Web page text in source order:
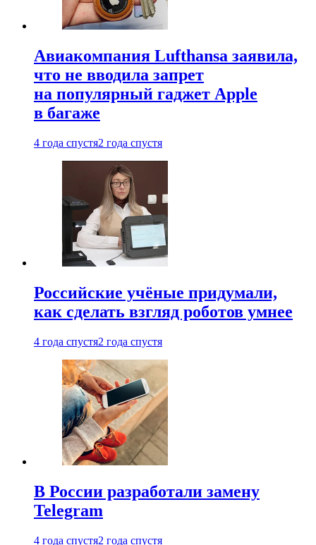
Авиакомпания Lufthansa заявила,
что не вводила запрет
на популярный гаджет Apple
в багаже
4 года спустя2 года спустя
Российские учёные придумали,
как сделать взгляд роботов умнее
4 года спустя2 года спустя
В России разработали замену
Telegram
4 года спустя2 года спустя